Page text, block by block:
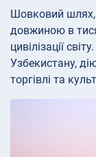
Шовковий
довжиною в
цивілізації
Узбекистану,
торгівлі та